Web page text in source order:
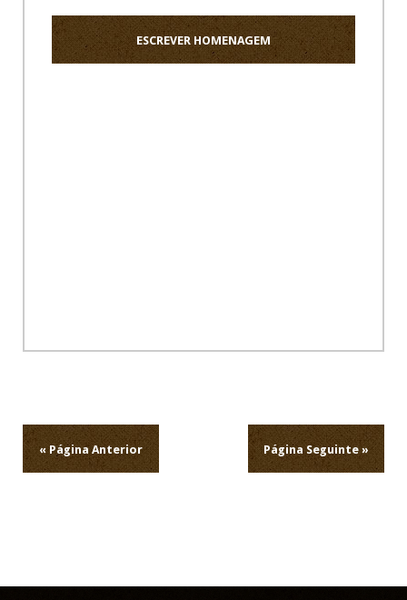
ESCREVER HOMENAGEM
de
artigos
Página Seguinte »
« Página Anterior